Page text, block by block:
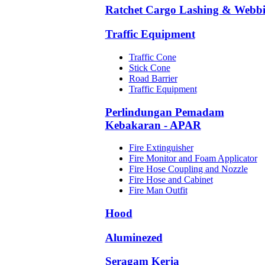
Ratchet Cargo Lashing &
Traffic Equipment
Traffic Cone
Stick Cone
Road Barrier
Traffic Equipment
Perlindungan Pemadam
Kebakaran - APAR
Fire Extinguisher
Fire Monitor and Foam Applicator
Fire Hose Coupling and Nozzle
Fire Hose and Cabinet
Fire Man Outfit
Hood
Aluminezed
Seragam Kerja